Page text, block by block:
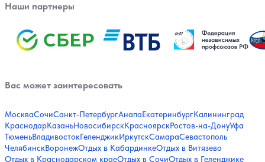
Наши партнеры
Вас может заинтересовать
МоскваСочиСанкт-ПетербургАнапаЕкатеринбургКалининград
КраснодарКазаньНовосибирскКрасноярскРостов-на-ДонуУфа
ТюменьВладивостокГеленджикИркутскСамараСевастополь
ЧелябинскВоронежОтдых в КабардинкеОтдых в Витязево
Отдых в Краснодарском краеОтдых в СочиОтдых в Геленджике